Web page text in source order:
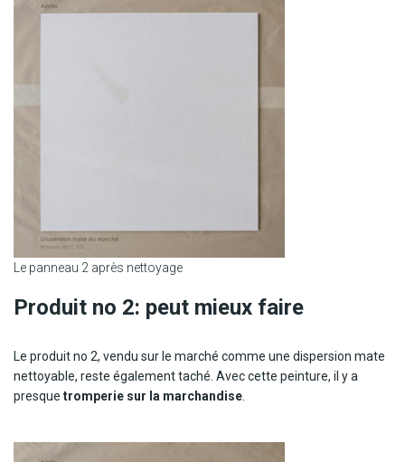
Le panneau 2 après nettoyage
Produit no 2: peut mieux faire
Le produit no 2, vendu sur le marché comme une dispersion mate
nettoyable, reste également taché. Avec cette peinture, il y a
presque tromperie sur la marchandise